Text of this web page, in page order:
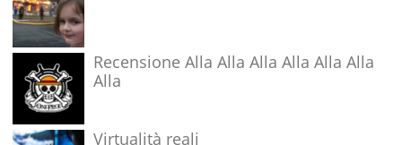
Recensione Alla Alla Alla Alla Alla Alla
Alla
Virtualità reali